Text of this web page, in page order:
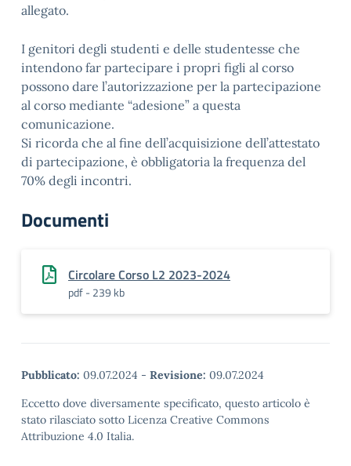
allegato.
I genitori degli studenti e delle studentesse che
intendono far partecipare i propri figli al corso
possono dare l’autorizzazione per la partecipazione
al corso mediante “adesione” a questa
comunicazione.
Si ricorda che al fine dell’acquisizione dell’attestato
di partecipazione, è obbligatoria la frequenza del
70% degli incontri.
Documenti
Circolare Corso L2 2023-2024
pdf - 239 kb
Pubblicato: 09.07.2024 - Revisione: 09.07.2024
Eccetto dove diversamente specificato, questo articolo è
stato rilasciato sotto Licenza Creative Commons
Attribuzione 4.0 Italia.